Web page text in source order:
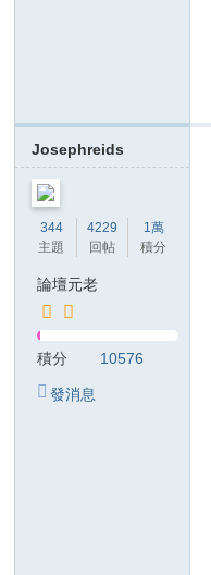
Josephreids
344
主題
4229
回帖
1萬
積分
論壇元老
積分 10576
發消息